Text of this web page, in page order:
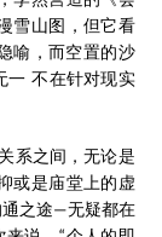
雪山图，但它看
喻，而空置的沙
一 不在针对现实
系之间，无论是
或是庙堂上的虚
之途—无疑都在